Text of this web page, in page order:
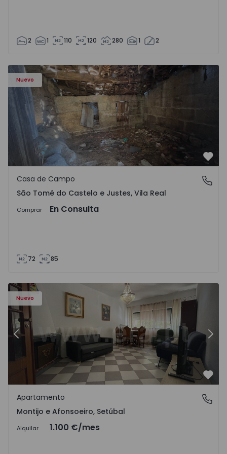
2 1 110 120 280 1 2
Nuevo
Casa Vila Real, São Tomé do Castelo e Justes - 1575189 - 1
São Tomé do Castelo e Justes, Vila Real
Casa de Campo
São Tomé do Castelo e Justes, Vila Real
Comprar En Consulta
72 85
Nuevo
- 1
Apartamento T2 Montijo, Montijo e Afonsoeiro -
Anterior
Montijo e Afonsoeiro, Setúbal
Apartamento
Montijo e Afonsoeiro, Setúbal
Alquilar 1.100 €/mes